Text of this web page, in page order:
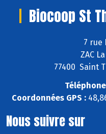
Biocoop St
7 rue
ZAC
77400 Saint
Coordonnées GPS :
Nous suivre sur